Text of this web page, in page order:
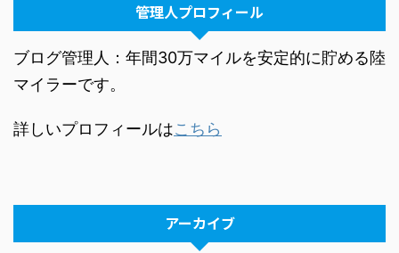
管理人プロフィール
ブログ管理人：年間30万マイルを安定的に貯める陸
マイラーです。
詳しいプロフィールはこちら
アーカイブ